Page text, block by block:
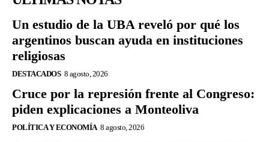
Un estudio de la UBA reveló por qué los
argentinos buscan ayuda en instituciones
religiosas
DESTACADOS 8 agosto, 2026
Cruce por la represión frente al Congreso:
piden explicaciones a Monteoliva
POLÍTICA Y ECONOMÍA 8 agosto, 2026